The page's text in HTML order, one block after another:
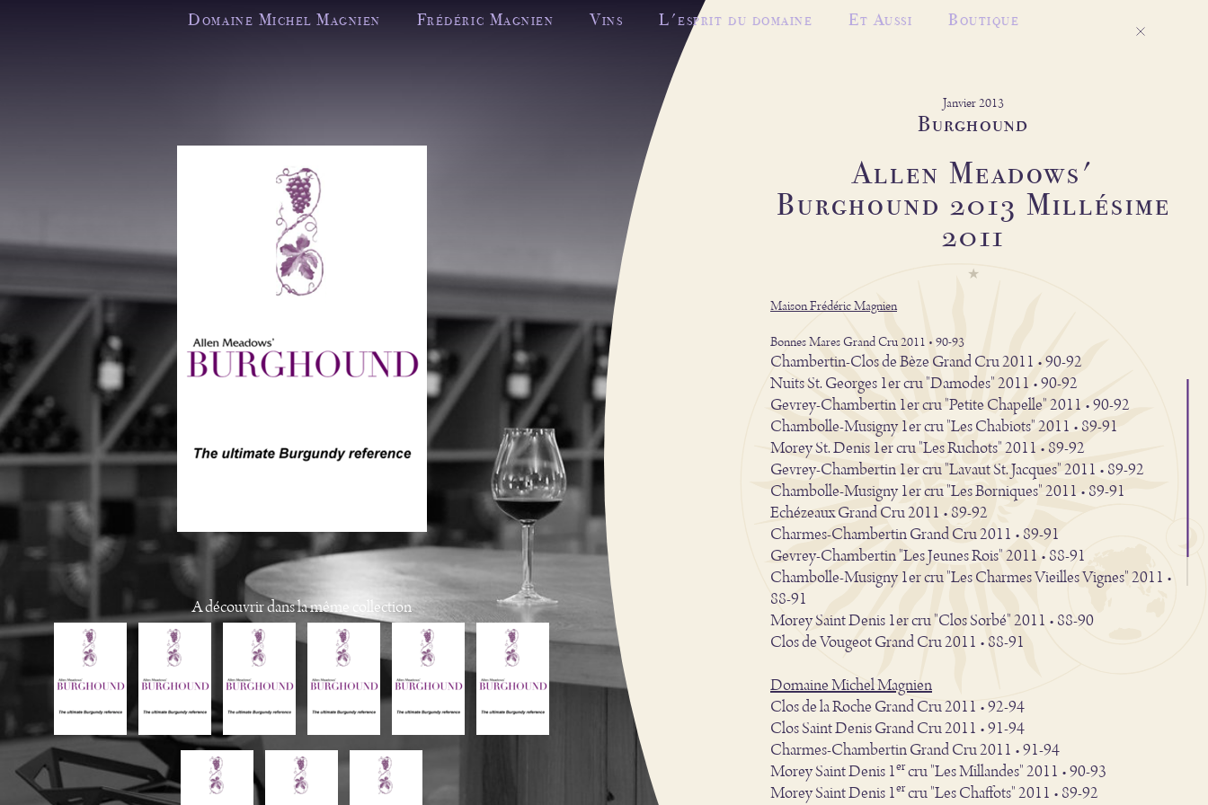
Domaine Michel Magnien Frédéric Magnien Vins L'esprit du domaine Et Aussi Boutique
A découvrir dans la même collection
Janvier 2013
Burghound
Allen Meadows'
Burghound 2013 Millésime
2011
Maison Frédéric Magnien
Bonnes Mares Grand Cru 2011 • 90-93
Chambertin-Clos de Bèze Grand Cru 2011 • 90-92
Nuits St. Georges 1er cru "Damodes" 2011 • 90-92
Gevrey-Chambertin 1er cru "Petite Chapelle" 2011 • 90-92
Chambolle-Musigny 1er cru "Les Chabiots" 2011 • 89-91
Morey St. Denis 1er cru "Les Ruchots" 2011 • 89-92
Gevrey-Chambertin 1er cru "Lavaut St. Jacques" 2011 • 89-92
Chambolle-Musigny 1er cru "Les Borniques" 2011 • 89-91
Echézeaux Grand Cru 2011 • 89-92
Charmes-Chambertin Grand Cru 2011 • 89-91
Gevrey-Chambertin "Les Jeunes Rois" 2011 • 88-91
Chambolle-Musigny 1er cru "Les Charmes Vieilles Vignes" 2011 •
88-91
Morey Saint Denis 1er cru "Clos Sorbé" 2011 • 88-90
Clos de Vougeot Grand Cru 2011 • 88-91
Domaine Michel Magnien
Clos de la Roche Grand Cru 2011 • 92-94
Clos Saint Denis Grand Cru 2011 • 91-94
Charmes-Chambertin Grand Cru 2011 • 91-94
Morey Saint Denis 1ercru "Les Millandes" 2011 • 90-93
Morey Saint Denis 1ercru "Les Chaffots" 2011 • 89-92